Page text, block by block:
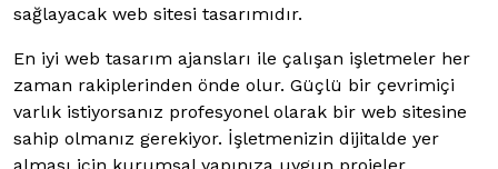
sağlayacak web sitesi tasarımıdır.
En iyi web tasarım ajansları ile çalışan işletmeler her
zaman rakiplerinden önde olur. Güçlü bir çevrimiçi
varlık istiyorsanız profesyonel olarak bir web sitesine
sahip olmanız gerekiyor. İşletmenizin dijitalde yer